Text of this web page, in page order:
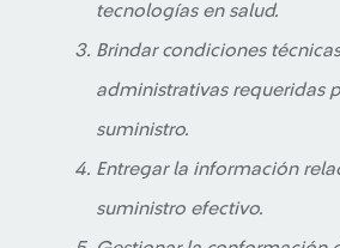
tecnologías en salud.
Brindar condiciones
administrativas requeridas
suministro.
Entregar la información
suministro efectivo.